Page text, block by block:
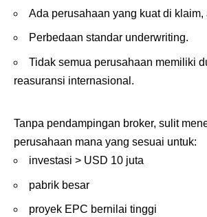
Ada perusahaan yang kuat di klaim,
Perbedaan standar underwriting.
Tidak semua perusahaan memiliki
reasuransi internasional.
Tanpa pendampingan broker, sulit
perusahaan mana yang sesuai untuk:
investasi > USD 10 juta
pabrik besar
proyek EPC bernilai tinggi